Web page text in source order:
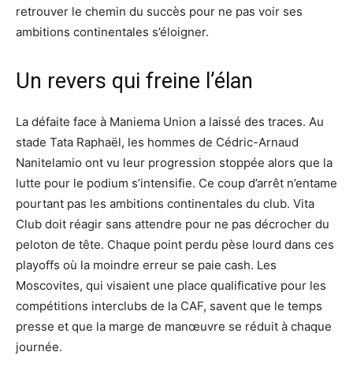
retrouver le chemin du succès pour ne pas voir ses
ambitions continentales s’éloigner.
Un revers qui freine l’élan
La défaite face à Maniema Union a laissé des traces. Au
stade Tata Raphaël, les hommes de Cédric-Arnaud
Nanitelamio ont vu leur progression stoppée alors que la
lutte pour le podium s’intensifie. Ce coup d’arrêt n’entame
pourtant pas les ambitions continentales du club. Vita
Club doit réagir sans attendre pour ne pas décrocher du
peloton de tête. Chaque point perdu pèse lourd dans ces
playoffs où la moindre erreur se paie cash. Les
Moscovites, qui visaient une place qualificative pour les
compétitions interclubs de la CAF, savent que le temps
presse et que la marge de manœuvre se réduit à chaque
journée.